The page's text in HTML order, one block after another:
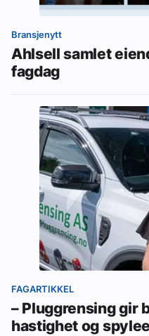
Bransjenytt
Ahlsell samlet
fagdag
FAGARTIKKEL
– Pluggrensing gir
hastighet og